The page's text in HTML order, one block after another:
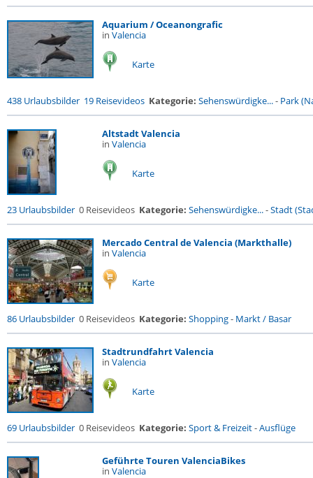
Aquarium / Oceanongrafic
in Valencia
Karte
438 Urlaubsbilder 19 Reisevideos Kategorie: Sehenswürdigke...- Park
Altstadt Valencia
in Valencia
Karte
23 Urlaubsbilder 0 Reisevideos Kategorie: Sehenswürdigke...-Stadt
Mercado Central de Valencia (Markthalle)
in Valencia
Karte
86 Urlaubsbilder 0 Reisevideos Kategorie: Shopping- Markt / Basar
Stadtrundfahrt Valencia
in Valencia
Karte
69 Urlaubsbilder 0 Reisevideos Kategorie: Sport & Freizeit-Ausflüge
Geführte Touren ValenciaBikes
in Valencia